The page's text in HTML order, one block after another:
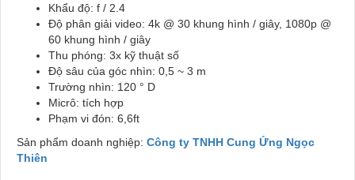
Khẩu độ: f / 2.4
Độ phân giải video: 4k @ 30 khung hình / giây, 1080p @
60 khung hình / giây
Thu phóng: 3x kỹ thuật số
Độ sâu của góc nhìn: 0,5 ~ 3 m
Trường nhìn: 120 ° D
Micrô: tích hợp
Phạm vi đón: 6,6ft
Sản phẩm doanh nghiệp: Công ty TNHH Cung Ứng Ngọc
Thiên